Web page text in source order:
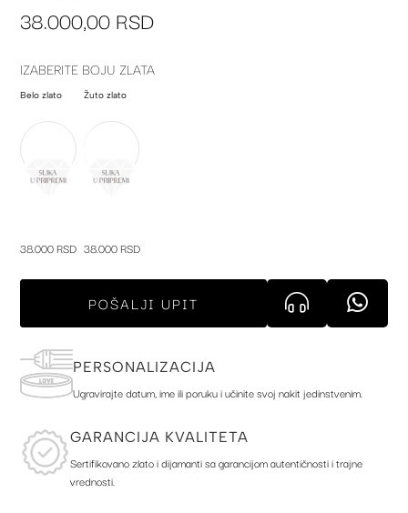
of
gallery
38.000,00 RSD
IZABERITE BOJU ZLATA
Belo zlato
38.000 RSD
Žuto zlato
38.000 RSD
POŠALJI UPIT
PERSONALIZACIJA
Ugravirajte datum, ime ili poruku i učinite svoj nakit jedinstvenim.
GARANCIJA KVALITETA
Sertifikovano zlato i dijamanti sa garancijom autentičnosti i trajne
vrednosti.